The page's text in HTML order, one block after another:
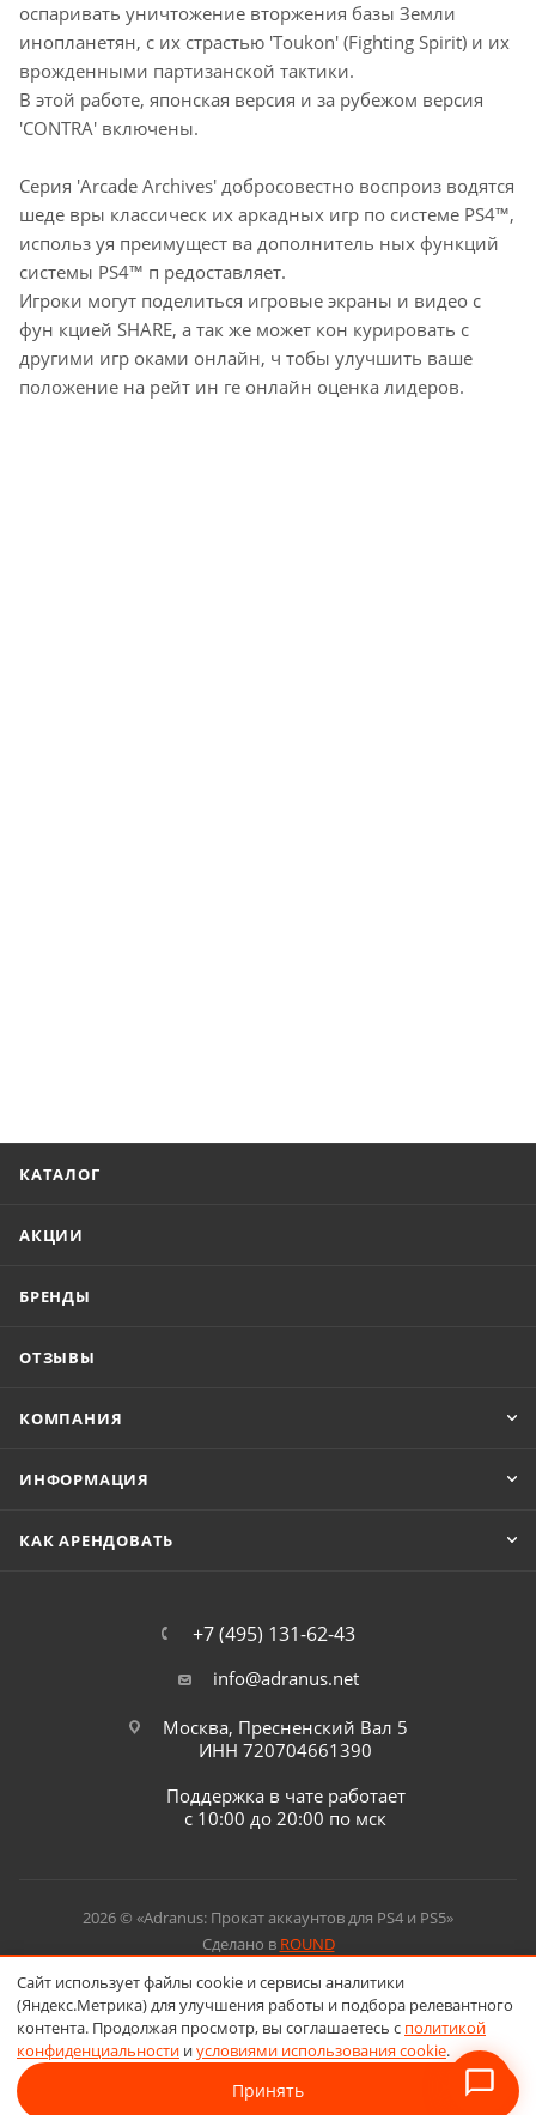
оспаривать уничтожение вторжения базы Земли
инопланетян, с их страстью 'Toukon' (Fighting Spirit) и их
врожденными партизанской тактики.
В этой работе, японская версия и за рубежом версия
'CONTRA' включены.
Серия 'Arcade Archives' добросовестно воспроиз водятся
шеде вры классическ их аркадных игр по системе PS4™,
использ уя преимущест ва дополнитель ных функций
системы PS4™ п редоставляет.
Игроки могут поделиться игровые экраны и видео с
фун кцией SHARE, а так же может кон курировать с
другими игр оками онлайн, ч тобы улучшить ваше
положение на рейт ин ге онлайн оценка лидеров.
КАТАЛОГ
АКЦИИ
БРЕНДЫ
ОТЗЫВЫ
КОМПАНИЯ
ИНФОРМАЦИЯ
КАК АРЕНДОВАТЬ
+7 (495) 131-62-43
info@adranus.net
Москва, Пресненский Вал 5
ИНН 720704661390
Поддержка в чате работает
с 10:00 до 20:00 по мск
2026 © «Adranus: Прокат аккаунтов для PS4 и PS5»
Сделано в ROUND
Сайт использует файлы cookie и сервисы аналитики
(Яндекс.Метрика) для улучшения работы и подбора релевантного
контента. Продолжая просмотр, вы соглашаетесь с политикой
конфиденциальности иусловиями использования cookie.
Принять